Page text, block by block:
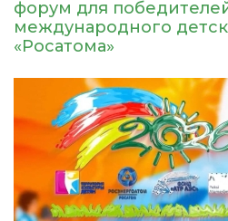
форум для
международного
«Росатома»